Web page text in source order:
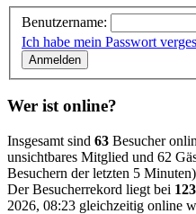
Benutzername:
Ich habe mein Passwort
Wer ist online?
Insgesamt sind 63 Besucher
unsichtbares Mitglied und 62
Besuchern der letzten 5 Minuten)
Der Besucherrekord liegt bei
2026, 08:23 gleichzeitig online